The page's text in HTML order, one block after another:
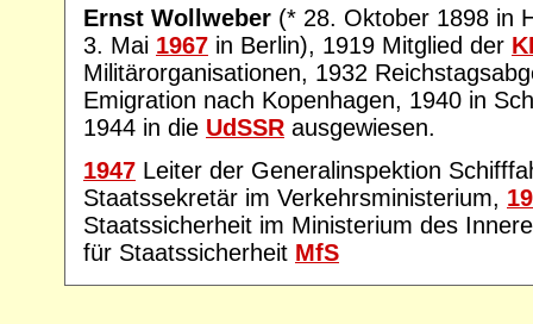
Ernst Wollweber (* 28. Oktober 1898 in
3. Mai 1967 in Berlin), 1919 Mitglied der
Militärorganisationen, 1932
Emigration nach Kopenhagen, 1940 in
1944 in die UdSSR ausgewiesen.
1947 Leiter der Generalinspektion
Staatssekretär im Verkehrsministerium,
Staatssicherheit im Ministerium des
für Staatssicherheit MfS